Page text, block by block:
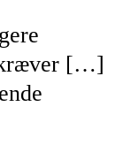
kræver […]